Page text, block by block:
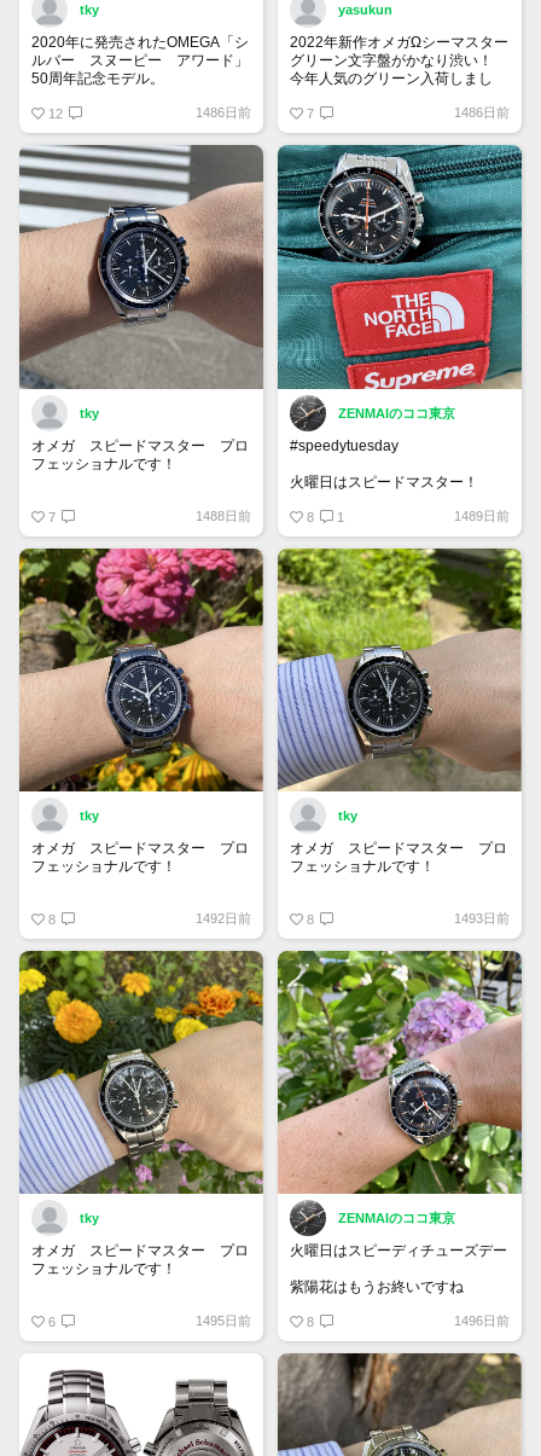
tky
2020年に発売されたOMEGA「シ
ルバー スヌーピー アワード」
50周年記念モデル。
とベゼルやインダイヤルの少し暗
いブルーが宇宙を感じさせていて
印象的です。クロノグラフを起動
すると裏蓋に宇宙旅行中のスヌー
ピーが現れるというユニークなモ
デル。
12 1486日前
yasukun
2022年新作オメガΩシーマスター
グリーン文字盤がかなり渋い！
今年人気のグリーン入荷しまし
7 1486日前
tky
オメガ スピードマスター プロ
フェッショナルです！
ューズデー！
7 1488日前
ZENMAIのココ東京
#speedytuesday
火曜日はスピードマスター！
8 1 1489日前
tky
オメガ スピードマスター プロ
フェッショナルです！
す！
8 1492日前
tky
オメガ スピードマスター プロ
フェッショナルです！
リッシュ仕上げの2本のラインを
組み合わせていてとても精巧さを
感じます！
使用しているとしょうがないこと
ですがポリッシュの部分は傷が目
立ちますね…
大事に長く使っていきたいです！
8 1493日前
tky
オメガ スピードマスター プロ
フェッショナルです！
ズデー！
6 1495日前
ZENMAIのココ東京
火曜日はスピーディチューズデー
紫陽花はもうお終いですね
8 1496日前